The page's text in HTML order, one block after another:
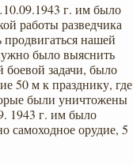
г. им было
работы разведчика
нашей
было выяснить
боевой задачи, было
50 м к празднику, где
были уничтожены
1943 г. им было
самоходное орудие, 5